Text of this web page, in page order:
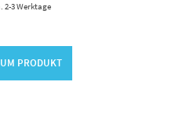
2-3 Werktage
PRODUKT